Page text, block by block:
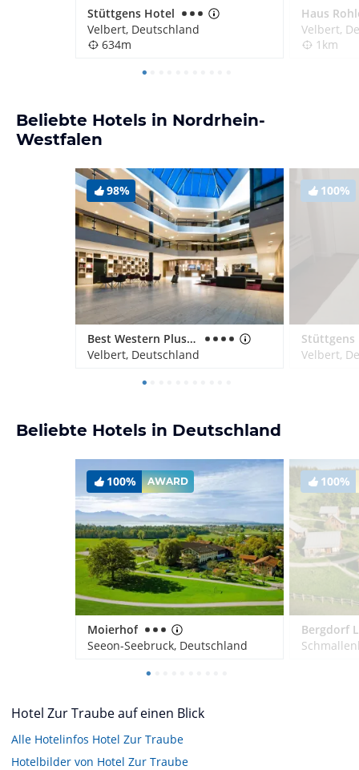
Stüttgens Hotel
Velbert, Deutschland
634m
Haus
Velbert,
1km
Beliebte Hotels in Nordrhein-
Westfalen
98%
Best Western Plus Parkhotel Velbert
Velbert, Deutschland
100%
Stüttgens
Velbert,
Beliebte Hotels in Deutschland
100% AWARD
Moierhof
Seeon-Seebruck, Deutschland
100%
Hotel Zur Traube auf einen Blick
Alle Hotelinfos Hotel Zur Traube
Hotelbilder von Hotel Zur Traube